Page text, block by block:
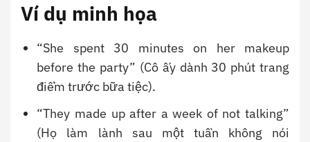
Ví dụ minh họa
“She spent 30 minutes on her makeup
before the party” (Cô ấy dành 30 phút trang
điểm trước bữa tiệc).
“They made up after a week of not talking”
(Họ làm lành sau một tuần không nói